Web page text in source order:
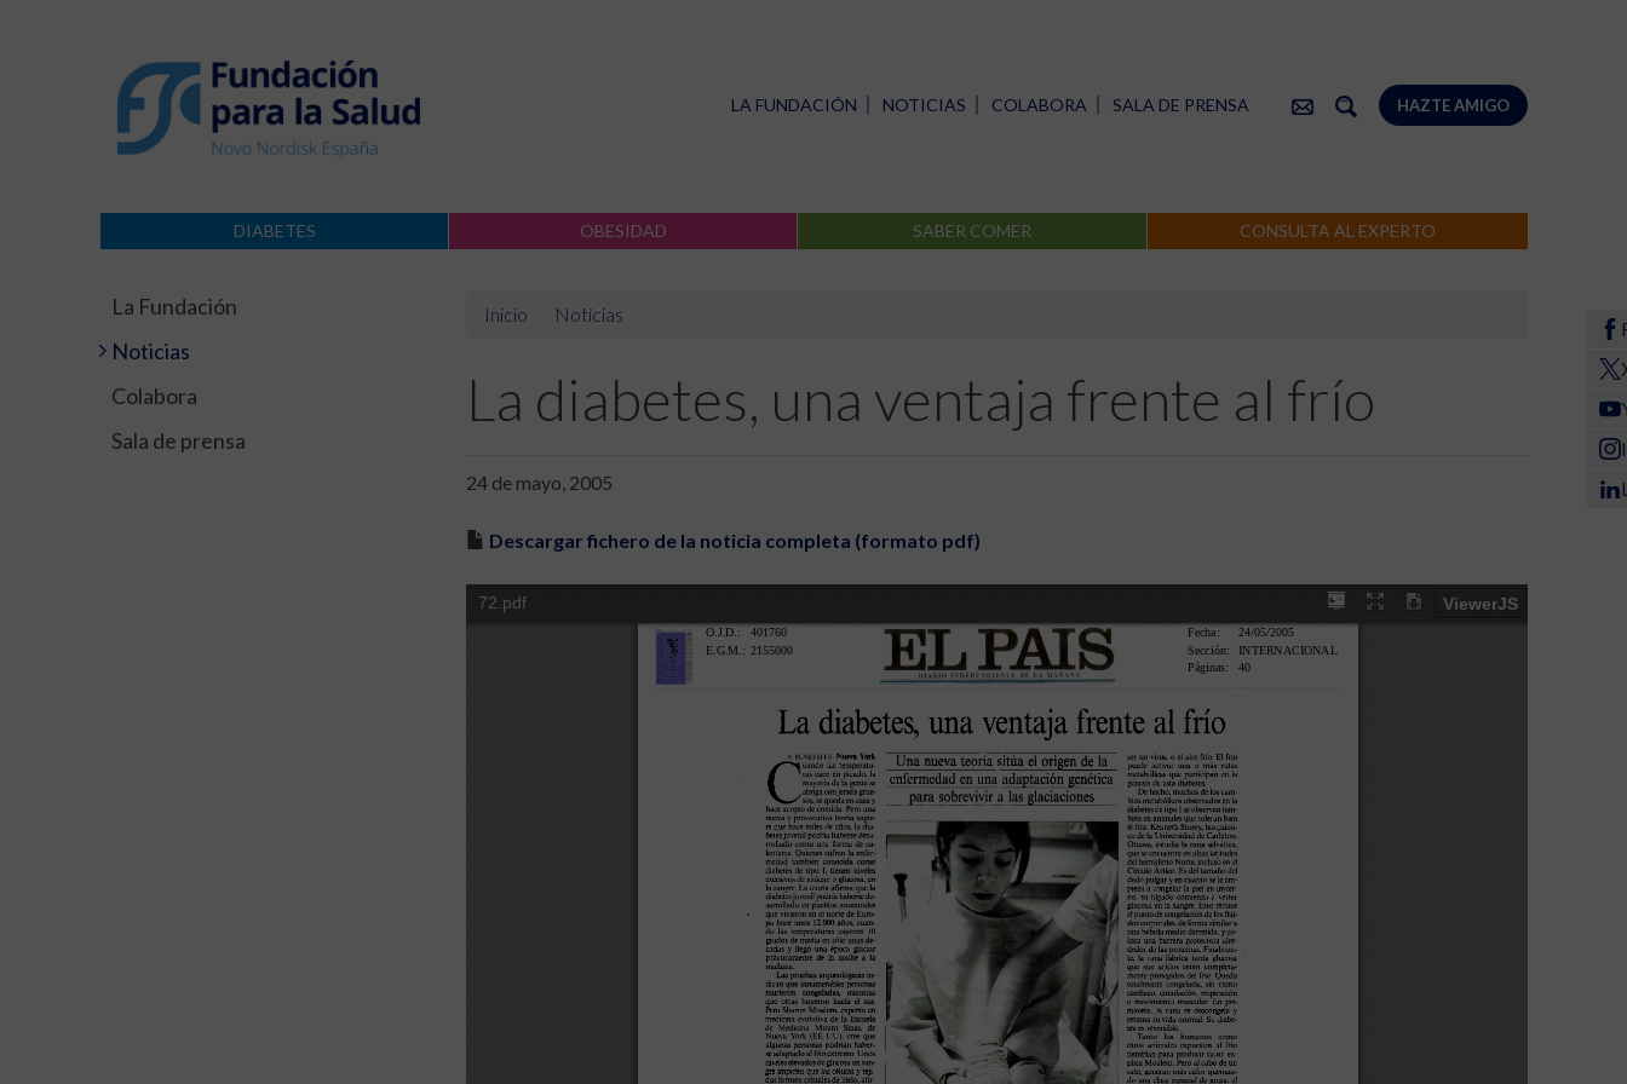
HAZTE AMIGO
LA FUNDACIÓN NOTICIAS COLABORA SALA DE PRENSA
DIABETES OBESIDAD SABER COMER CONSULTA AL EXPERTO
La Fundación
Noticias
Colabora
Sala de prensa
Inicio Noticias
La diabetes, una ventaja frente al frío
24 de mayo, 2005
Descargar fichero de la noticia completa (formato pdf)